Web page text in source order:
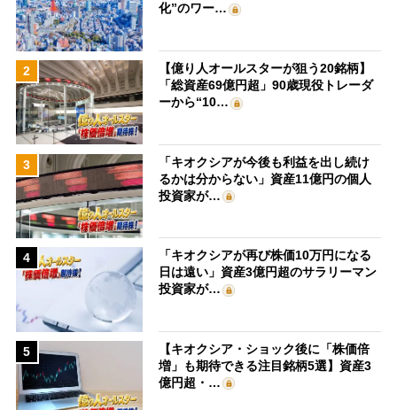
化”のワー…
2
【億り人オールスターが狙う20銘柄】
「総資産69億円超」90歳現役トレーダ
ーから“10…
3
「キオクシアが今後も利益を出し続け
るかは分からない」資産11億円の個人
投資家が…
4
「キオクシアが再び株価10万円になる
日は遠い」資産3億円超のサラリーマン
投資家が…
5
【キオクシア・ショック後に「株価倍
増」も期待できる注目銘柄5選】資産3
億円超・…